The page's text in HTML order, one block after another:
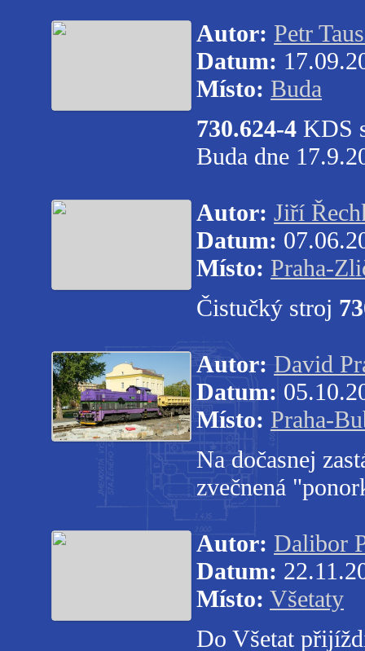
Autor: Petr
Datum:
Místo: Buda
730.624-4 KDS
Buda dne
Autor: Jiří
Datum:
Místo: Praha-
Čistučký stroj
Autor: David
Datum:
Místo: Praha-
Na dočasnej
zvečnená
Autor: Dalibor
Datum:
Místo: Všetaty
Do Všetat